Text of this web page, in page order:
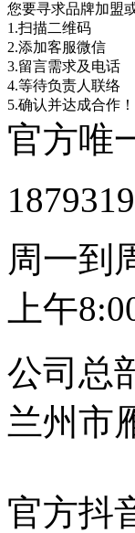
您要寻求品牌加盟
1.扫描二维码
2.添加客服微信
3.留言需求及电话
4.等待负责人联络
5.确认并达成合作！
官方唯
周一到
上午
公司总
兰州市
官方抖